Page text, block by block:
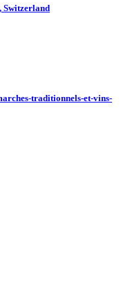
Switzerland
traditionnels-et-vins-